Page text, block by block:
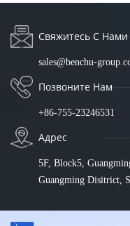
Свяжитесь С
sales@benchu-
Позвоните Нам
+86-755-23246531
Адрес
5F, Block5,
Guangming Disitrict,